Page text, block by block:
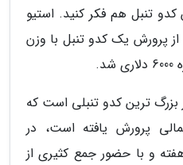
تنبل هم فکر کنید. استیو
پرورش یک کدو تنبل با وزن
بزرگ ترین کدو تنبلی است که
پرورش یافته است، در
و با حضور جمع کثیری از